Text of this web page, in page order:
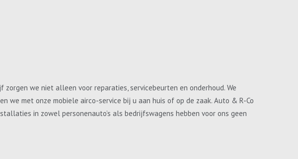
we niet alleen voor reparaties, servicebeurten en onderhoud. We
met onze mobiele airco-service bij u aan huis of op de zaak. Auto & R-Co
in zowel personenauto’s als bedrijfswagens hebben voor ons geen